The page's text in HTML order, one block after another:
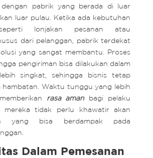
dengan pabrik yang berada di luar
luar pulau. Ketika ada kebutuhan
lonjakan pesanan atau
dari pelanggan, pabrik terdekat
yang sangat membantu. Proses
pengiriman bisa dilakukan dalam
singkat, sehingga bisnis tetap
hambatan. Waktu tunggu yang lebih
rasa amanbagi pelaku
mereka tidak perlu khawatir akan
yang bisa berdampak pada
Dalam Pemesanan